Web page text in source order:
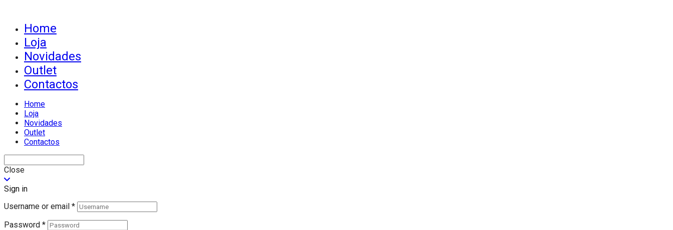
Home
Loja
Novidades
Outlet
Contactos
Home
Loja
Novidades
Outlet
Contactos
Close
Sign in
Username or email *
Password *